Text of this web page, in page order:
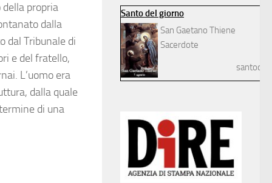
propria
dalla
dal Tribunale di
e del fratello,
L’uomo era
dalla quale
di una
Santo del giorno
San Gaetano Thiene
Sacerdote